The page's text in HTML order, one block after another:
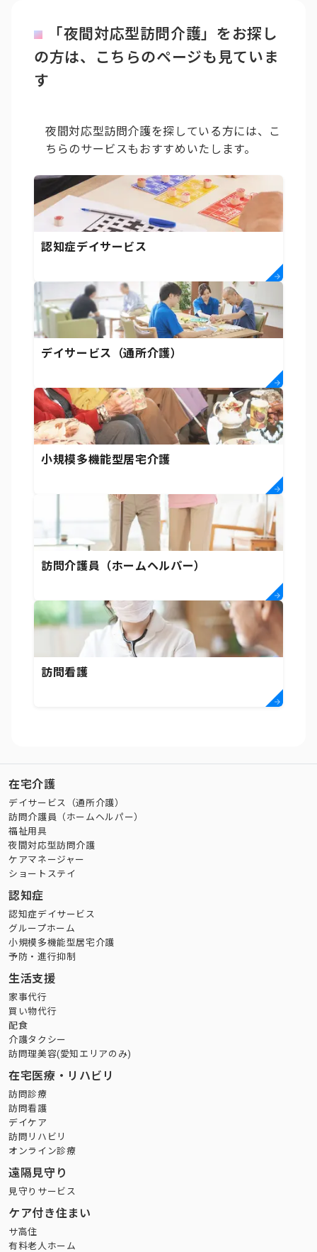
「夜間対応型訪問介護」をお探し
の方は、こちらのページも見ていま
す
夜間対応型訪問介護を探している方には、こ
ちらのサービスもおすすめいたします。
認知症デイサービス
デイサービス（通所介護）
小規模多機能型居宅介護
訪問介護員（ホームヘルパー）
訪問看護
在宅介護
デイサービス（通所介護）
訪問介護員（ホームヘルパー）
福祉用具
夜間対応型訪問介護
ケアマネージャー
ショートステイ
認知症
認知症デイサービス
グループホーム
小規模多機能型居宅介護
予防・進行抑制
生活支援
家事代行
買い物代行
配食
介護タクシー
訪問理美容(愛知エリアのみ)
在宅医療・リハビリ
訪問診療
訪問看護
デイケア
訪問リハビリ
オンライン診療
遠隔見守り
見守りサービス
ケア付き住まい
サ高住
有料老人ホーム